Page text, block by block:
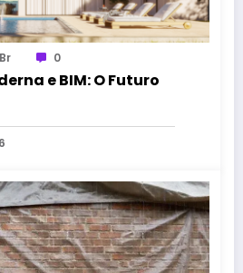
0
e BIM: O Futuro